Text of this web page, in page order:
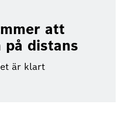
att
distans
är klart